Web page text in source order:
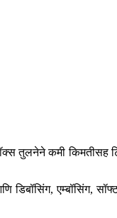
बॉक्स तुलनेने कमी
एम्बॉसिंग,